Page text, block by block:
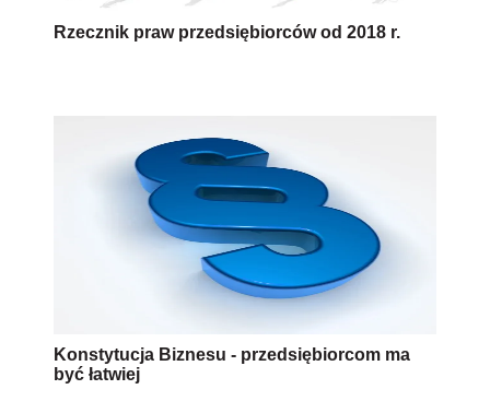
Rzecznik praw przedsiębiorców od 2018 r.
Konstytucja Biznesu - przedsiębiorcom ma
być łatwiej